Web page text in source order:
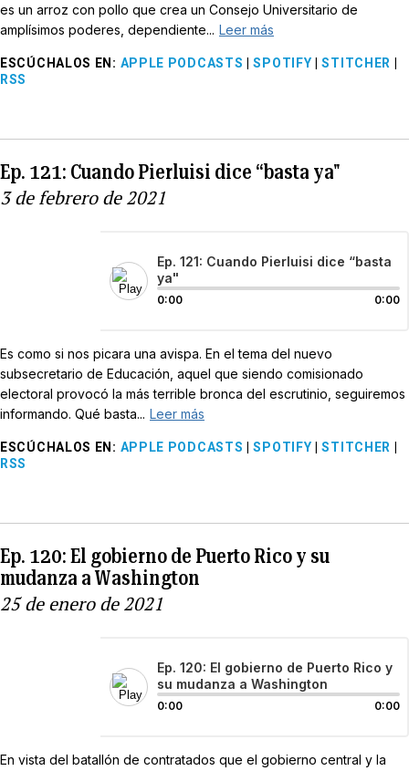
es un arroz con pollo que crea un Consejo Universitario de
amplísimos poderes, dependiente... Leer más
ESCÚCHALOS EN : APPLE PODCASTS |SPOTIFY |STITCHER
RSS
Ep. 121: Cuando Pierluisi dice “basta ya"
3 de febrero de 2021
Ep. 121: Cuando Pierluisi dice “basta
ya"
0:00 0:00
Es como si nos picara una avispa. En el tema del nuevo
subsecretario de Educación, aquel que siendo comisionado
electoral provocó la más terrible bronca del escrutinio, seguiremos
informando. Qué basta... Leer más
ESCÚCHALOS EN : APPLE PODCASTS |SPOTIFY |STITCHER
RSS
Ep. 120: El gobierno de Puerto Rico y su
mudanza a Washington
25 de enero de 2021
Ep. 120: El gobierno de Puerto Rico y
su mudanza a Washington
0:00 0:00
En vista del batallón de contratados que el gobierno central y la